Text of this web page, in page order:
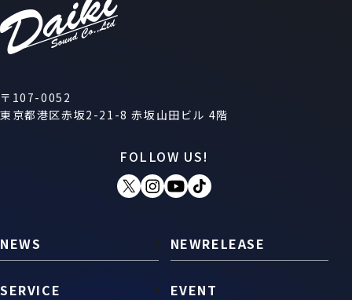
〒107-0052
東京都港区赤坂2-21-8 赤坂山田ビル 4階
FOLLOW US!
NEWS
SERVICE
NEWRELEASE
EVENT